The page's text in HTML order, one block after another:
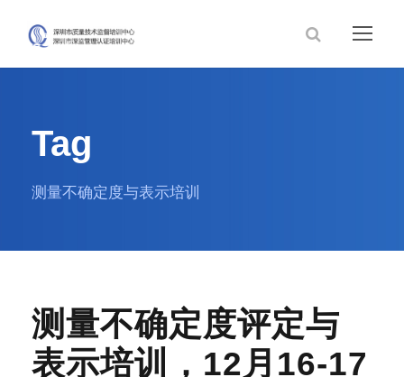
Tag
测量不确定度与表示培训
测量不确定度评定与
表示培训，12月16-17